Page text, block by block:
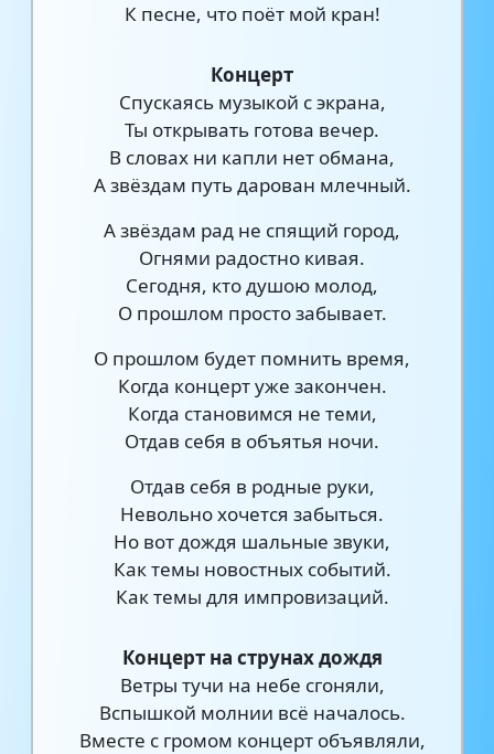
К песне, что поёт мой кран!
Концерт
Спускаясь музыкой с экрана,
Ты открывать готова вечер.
В словах ни капли нет обмана,
А звёздам путь дарован млечный.
А звёздам рад не спящий город,
Огнями радостно кивая.
Сегодня, кто душою молод,
О прошлом просто забывает.
О прошлом будет помнить время,
Когда концерт уже закончен.
Когда становимся не теми,
Отдав себя в объятья ночи.
Отдав себя в родные руки,
Невольно хочется забыться.
Но вот дождя шальные звуки,
Как темы новостных событий.
Как темы для импровизаций.
Концерт на струнах дождя
Ветры тучи на небе сгоняли,
Вспышкой молнии всё началось.
Вместе с громом концерт объявляли,